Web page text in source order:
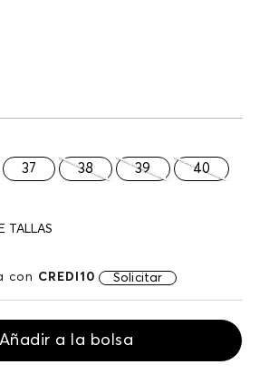
37 38 39 40
TALLAS
con CREDI10 Solicitar
Añadir a la bolsa